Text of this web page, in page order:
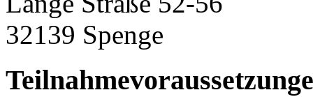
32139 Spenge